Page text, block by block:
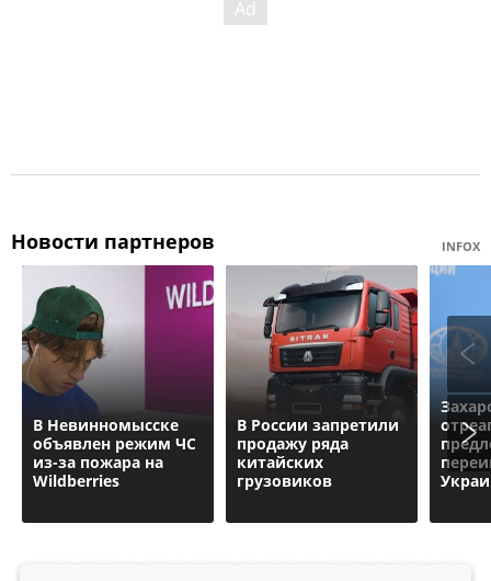
Новости партнеров INFOX
В Невинномысске
объявлен режим ЧС
из-за пожара на
Wildberries
В России запретили
продажу ряда
китайских
грузовиков